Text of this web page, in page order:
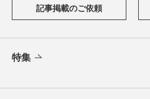
記事掲載のご依頼
特集